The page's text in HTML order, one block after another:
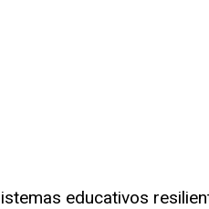
educativos